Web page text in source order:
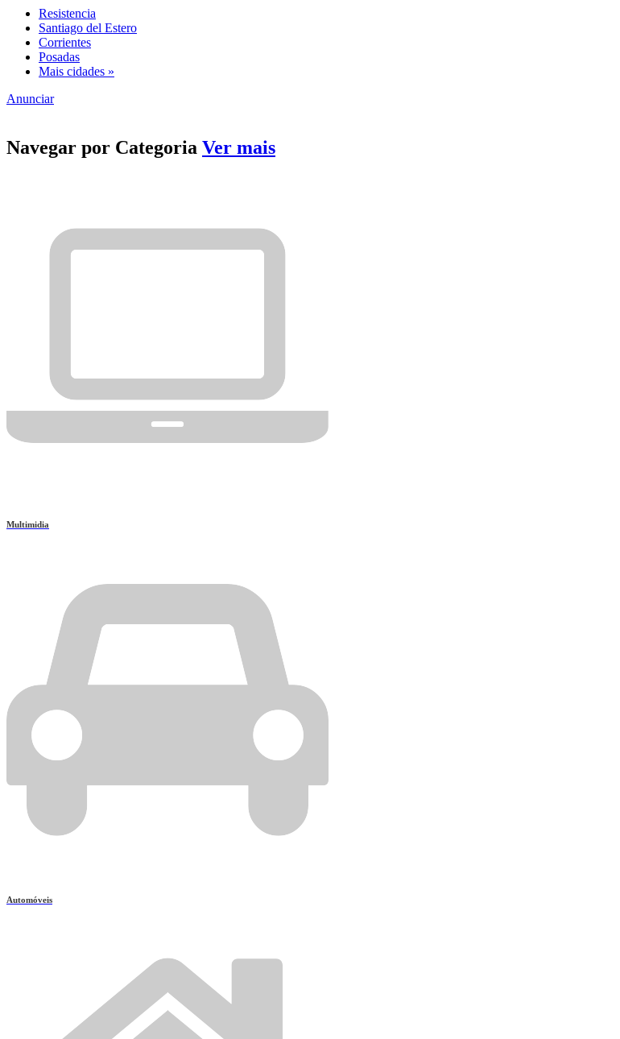
Resistencia
Santiago del Estero
Corrientes
Posadas
Mais cidades »
Anunciar
Navegar por Categoria Ver mais
Multimidia
Automóveis